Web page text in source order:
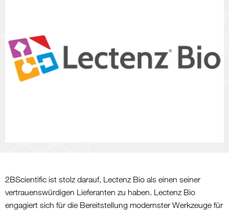
2BScientific ist stolz darauf, Lectenz Bio als einen seiner
vertrauenswürdigen Lieferanten zu haben. Lectenz Bio
engagiert sich für die Bereitstellung modernster Werkzeuge für